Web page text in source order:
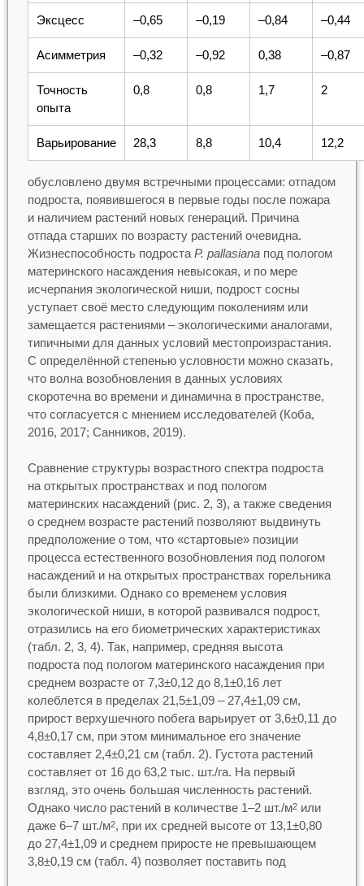
Эксцесс –0,65 –0,19 –0,84 –0,44
Асимметрия –0,32 –0,92 0,38 –0,87
Точность
опыта
0,8 0,8 1,7 2
Варьирование 28,3 8,8 10,4 12,2
обусловлено двумя встречными процессами: отпадом
подроста, появившегося в первые годы после пожара
и наличием растений новых генераций. Причина
отпада старших по возрасту растений очевидна.
Жизнеспособность подроста P. рallasianaпод пологом
материнского насаждения невысокая, и по мере
исчерпания экологической ниши, подрост сосны
уступает своё место следующим поколениям или
замещается растениями – экологическими аналогами,
типичными для данных условий местопроизрастания.
С определённой степенью условности можно сказать,
что волна возобновления в данных условиях
скоротечна во времени и динамична в пространстве,
что согласуется с мнением исследователей (Коба,
2016, 2017; Санников, 2019).
Сравнение структуры возрастного спектра подроста
на открытых пространствах и под пологом
материнских насаждений (рис. 2, 3), а также сведения
о среднем возрасте растений позволяют выдвинуть
предположение о том, что «стартовые» позиции
процесса естественного возобновления под пологом
насаждений и на открытых пространствах горельника
были близкими. Однако со временем условия
экологической ниши, в которой развивался подрост,
отразились на его биометрических характеристиках
(табл. 2, 3, 4). Так, например, средняя высота
подроста под пологом материнского насаждения при
среднем возрасте от 7,3±0,12 до 8,1±0,16 лет
колеблется в пределах 21,5±1,09 – 27,4±1,09 см,
прирост верхушечного побега варьирует от 3,6±0,11 до
4,8±0,17 см, при этом минимальное его значение
составляет 2,4±0,21 см (табл. 2). Густота растений
составляет от 16 до 63,2 тыс. шт./га. На первый
взгляд, это очень большая численность растений.
Однако число растений в количестве 1–2 шт./м2или
даже 6–7 шт./м2, при их средней высоте от 13,1±0,80
до 27,4±1,09 и среднем приросте не превышающем
3,8±0,19 см (табл. 4) позволяет поставить под